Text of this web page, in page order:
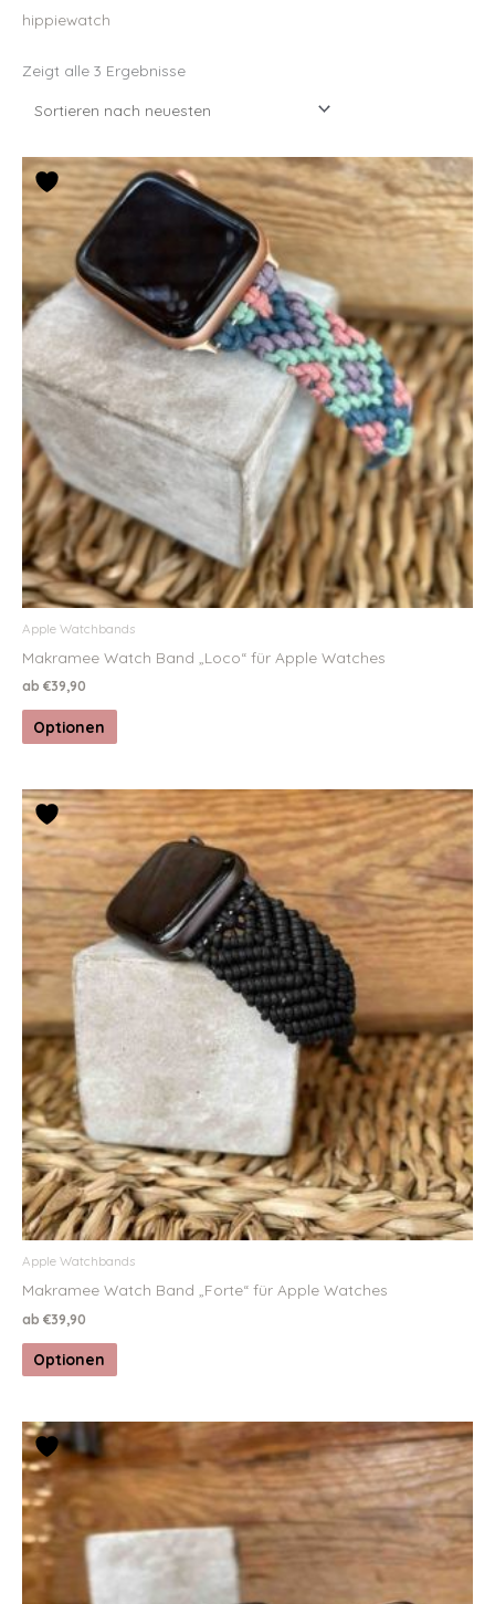
hippiewatch
Zeigt alle 3 Ergebnisse
Apple Watchbands
Makramee Watch Band „Loco“ für Apple Watches
ab €39,90
Optionen
Apple Watchbands
Makramee Watch Band „Forte“ für Apple Watches
ab €39,90
Optionen